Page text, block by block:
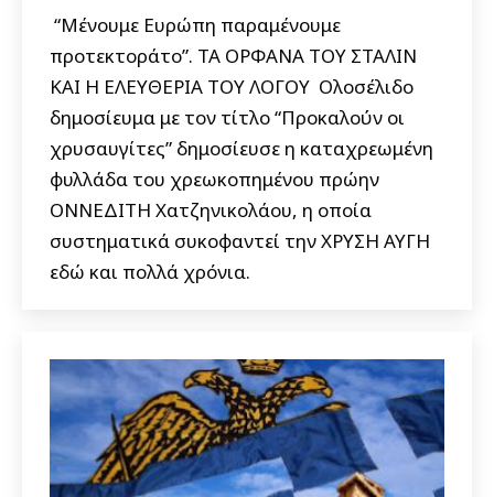
“Μένουμε Ευρώπη παραμένουμε
προτεκτοράτο”. ΤΑ ΟΡΦΑΝΑ ΤΟΥ ΣΤΑΛΙΝ
ΚΑΙ Η ΕΛΕΥΘΕΡΙΑ ΤΟΥ ΛΟΓΟΥ Ολοσέλιδο
δημοσίευμα με τον τίτλο “Προκαλούν οι
χρυσαυγίτες” δημοσίευσε η καταχρεωμένη
φυλλάδα του χρεωκοπημένου πρώην
ΟΝΝΕΔΙΤΗ Χατζηνικολάου, η οποία
συστηματικά συκοφαντεί την ΧΡΥΣΗ ΑΥΓΗ
εδώ και πολλά χρόνια.